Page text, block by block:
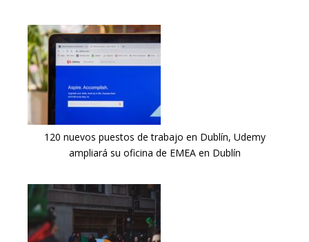
120 nuevos puestos de trabajo en Dublín, Udemy
ampliará su oficina de EMEA en Dublín